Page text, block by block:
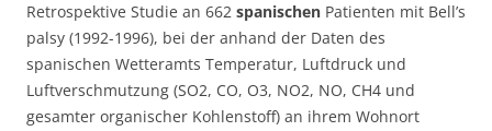
Retrospektive Studie an 662 spanischen Patienten mit Bell’s
palsy (1992-1996), bei der anhand der Daten des
spanischen Wetteramts Temperatur, Luftdruck und
Luftverschmutzung (SO2, CO, O3, NO2, NO, CH4 und
gesamter organischer Kohlenstoff) an ihrem Wohnort